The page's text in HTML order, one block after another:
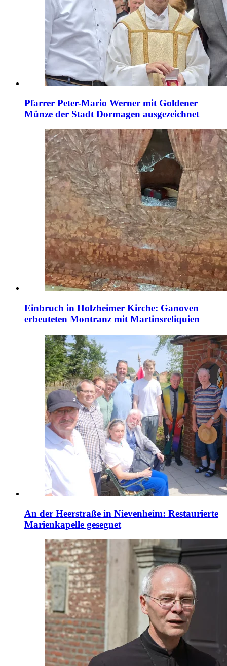
Pfarrer Peter-Mario Werner mit Goldener
Münze der Stadt Dormagen ausgezeichnet
Einbruch in Holzheimer Kirche: Ganoven
erbeuteten Montranz mit Martinsreliquien
An der Heerstraße in Nievenheim: Restaurierte
Marienkapelle gesegnet